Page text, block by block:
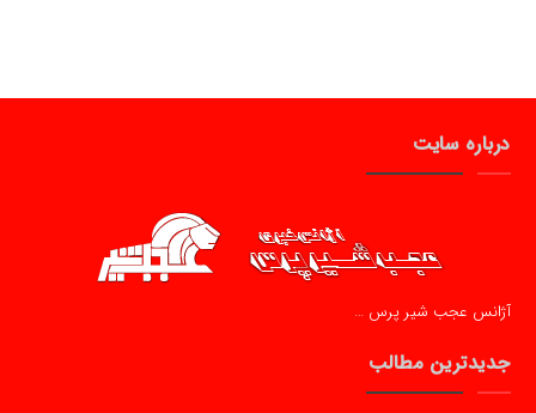
درباره سایت
آژانس عجب شیر پرس …
جدیدترین مطالب